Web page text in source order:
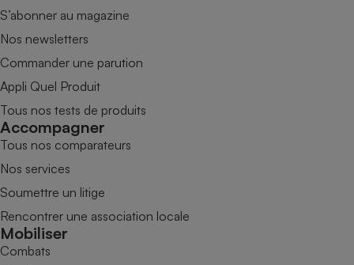
S’abonner au magazine
Nos newsletters
Commander une parution
Appli Quel Produit
Tous nos tests de produits
Accompagner
Tous nos comparateurs
Nos services
Soumettre un litige
Rencontrer une association locale
Mobiliser
Combats